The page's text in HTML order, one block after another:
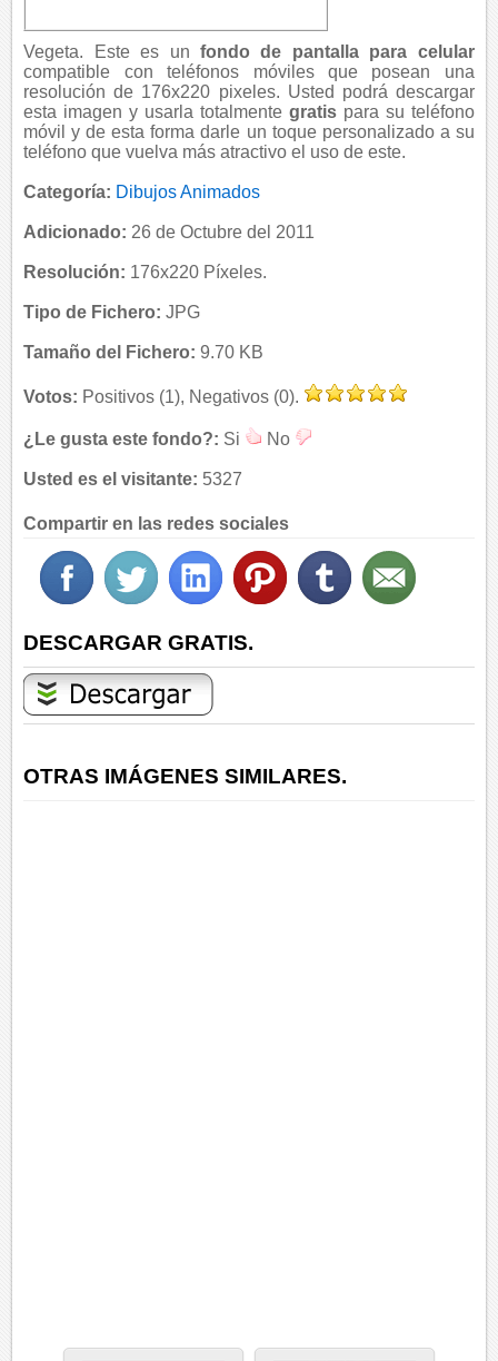
Vegeta. Este es un fondo de pantalla para celular
compatible con teléfonos móviles que posean una
resolución de 176x220 pixeles. Usted podrá descargar
esta imagen y usarla totalmente gratispara su teléfono
móvil y de esta forma darle un toque personalizado a su
teléfono que vuelva más atractivo el uso de este.
Categoría: Dibujos Animados
Adicionado: 26 de Octubre del 2011
Resolución: 176x220 Píxeles.
Tipo de Fichero: JPG
Tamaño del Fichero: 9.70 KB
Votos: Positivos (1), Negativos (0).
¿Le gusta este fondo?: Si No
Usted es el visitante: 5327
Compartir en las redes sociales
DESCARGAR GRATIS.
OTRAS IMÁGENES SIMILARES.